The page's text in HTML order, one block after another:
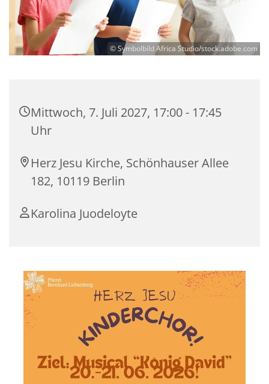
© Symbolbild Africa Studio/stock.adobe.com
Mittwoch, 7. Juli 2027, 17:00 - 17:45
Uhr
Herz Jesu Kirche, Schönhauser Allee
182, 10119 Berlin
Karolina Juodeloyte